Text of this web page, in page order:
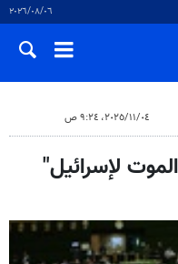
٠٦‏/٠٨‏/٢٠٢٦
٠٤‏/١١‏/٢٠٢٥، ٩:٢٤ ص
لإسرائيل"